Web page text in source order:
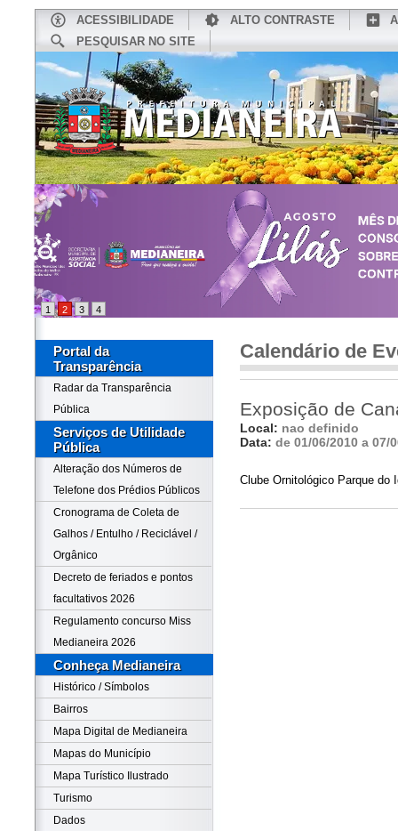
ACESSIBILIDADE ALTO CONTRASTE
PESQUISAR NO SITE
CONHEÇA MEDIANEIRA
1 2 3 4
Portal da
Transparência
Radar da Transparência
Pública
Serviços de Utilidade
Pública
Alteração dos Números de
Telefone dos Prédios Públicos
Cronograma de Coleta de
Galhos / Entulho / Reciclável /
Orgânico
Decreto de feriados e pontos
facultativos 2026
Regulamento concurso Miss
Medianeira 2026
Conheça Medianeira
Histórico / Símbolos
Bairros
Mapa Digital de Medianeira
Mapas do Município
Mapa Turístico Ilustrado
Turismo
Dados
Calendário de
Exposição de
Local: nao definido
Data: de 01/06/2010 a 07/
Clube Ornitológico Parque do